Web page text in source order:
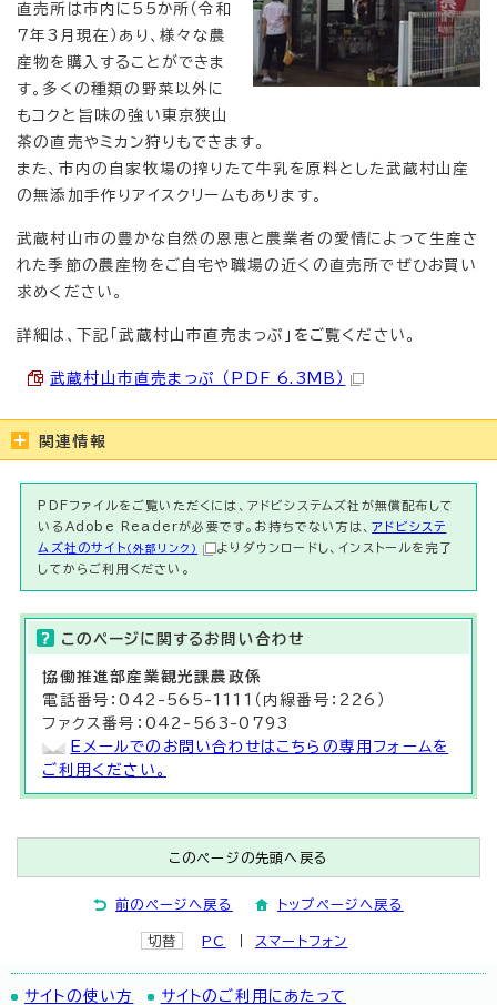
直売所は市内に55か所（令和
7年3月現在）あり、様々な農
産物を購入することができま
す。多くの種類の野菜以外に
もコクと旨味の強い東京狭山
茶の直売やミカン狩りもできます。
また、市内の自家牧場の搾りたて牛乳を原料とした武蔵村山産
の無添加手作りアイスクリームもあります。
武蔵村山市の豊かな自然の恩恵と農業者の愛情によって生産さ
れた季節の農産物をご自宅や職場の近くの直売所でぜひお買い
求めください。
詳細は、下記「武蔵村山市直売まっぷ」をご覧ください。
武蔵村山市直売まっぷ （PDF 6.3MB）
関連情報
PDFファイルをご覧いただくには、アドビシステムズ社が無償配布して
いるAdobe Readerが必要です。お持ちでない方は、アドビシステ
ムズ社のサイト （外部リンク）
よりダウンロードし、インストールを完了
してからご利用ください。
このページに関する お問い合わせ
協働推進部産業観光課農政係
電話番号：042-565-1111（内線番号：226）
ファクス番号：042-563-0793
Eメールでのお問い合わせはこちらの専用フォームを
ご利用ください。
このページの先頭へ戻る
前のページへ戻る トップページへ戻る
切替 PC スマートフォン
サイトの使い方 サイトのご利用にあたって